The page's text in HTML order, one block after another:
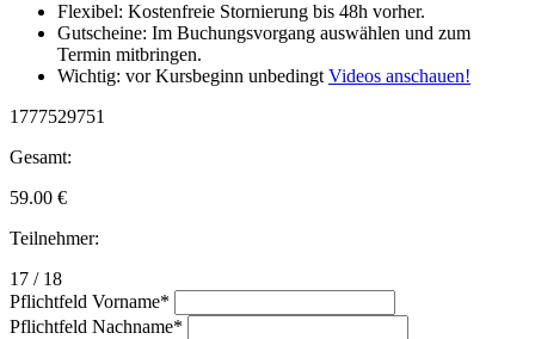
Flexibel: Kostenfreie Stornierung bis 48h vorher.
Gutscheine: Im Buchungsvorgang auswählen und zum
Termin mitbringen.
Wichtig: vor Kursbeginn unbedingt Videos anschauen!
1777529751
Gesamt:
59.00 €
Teilnehmer:
17 / 18
Pflichtfeld Vorname*
Pflichtfeld Nachname*